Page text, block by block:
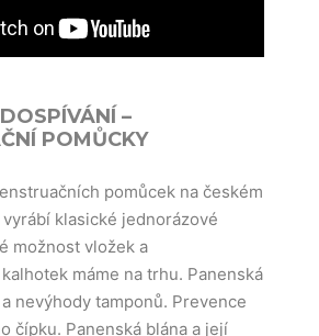
–
POMŮCKY
pomůcek na českém
klasické jednorázové
možnost vložek a
máme na trhu. Panenská
nevýhody tamponů. Prevence
čípku. Panenská blána a její